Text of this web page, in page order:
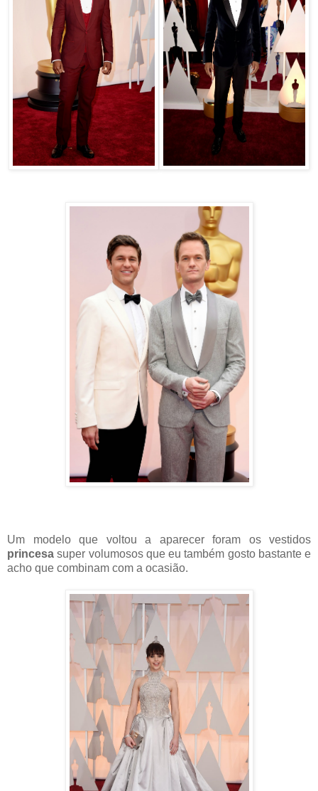
Um modelo que voltou a aparecer foram os vestidos
princesa super volumosos que eu também gosto bastante e
acho que combinam com a ocasião.